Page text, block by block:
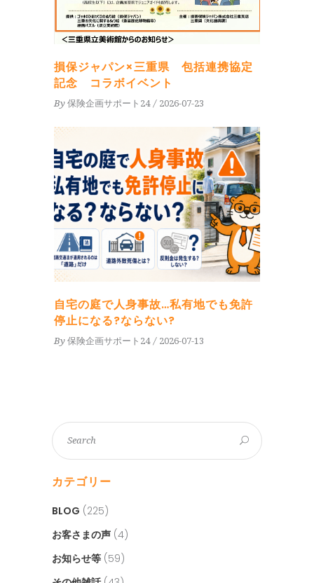
損保ジャパン×三重県 包括連携協定
記念 コラボイベント
By 保険企画サポート24 2026-07-23
自宅の庭で人身事故…私有地でも免許
停止になる?ならない?
By 保険企画サポート24 2026-07-13
カテゴリー
BLOG (225)
お客さまの声 (4)
お知らせ等 (59)